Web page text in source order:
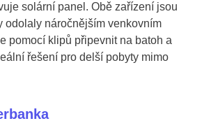
solární panel. Obě zařízení jsou
odolaly náročnějším venkovním
pomocí klipů připevnit na batoh a
řešení pro delší pobyty mimo